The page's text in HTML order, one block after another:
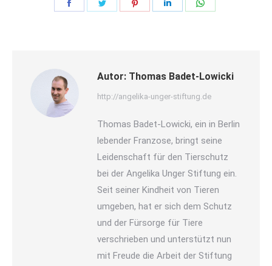
Share
Share
Autor: Thomas Badet-Lowicki
http://angelika-unger-stiftung.de
Thomas Badet-Lowicki, ein in Berlin
lebender Franzose, bringt seine
Leidenschaft für den Tierschutz
bei der Angelika Unger Stiftung ein.
Seit seiner Kindheit von Tieren
umgeben, hat er sich dem Schutz
und der Fürsorge für Tiere
verschrieben und unterstützt nun
mit Freude die Arbeit der Stiftung